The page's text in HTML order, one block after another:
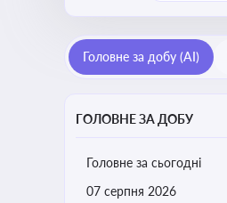
Головне за добу (AI)
ГОЛОВНЕ ЗА ДОБУ
Головне за сьогодні
07 серпня 2026